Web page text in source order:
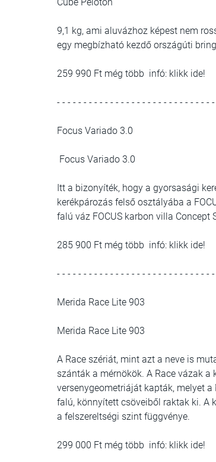
9,1 kg, ami aluvázhoz képest nem
egy megbízható kezdő országúti
259 990 Ft még több infó: klikk ide!
- - - - - - - - - - - - - - - - - - - - - - - - - - - - -
Focus Variado 3.0
Focus Variado 3.0
Itt a bizonyíték, hogy a gyorsasági
kerékpározás felső osztályába a
falú váz FOCUS karbon villa Concept
285 900 Ft még több infó: klikk ide!
- - - - - - - - - - - - - - - - - - - - - - - - - - - - -
Merida Race Lite 903
Merida Race Lite 903
A Race szériát, mint azt a neve is
szánták a mérnökök. A Race vázak
versenygeometriáját kapták, melyet
falú, könnyített csöveiből raktak ki. A
a felszereltségi szint függvénye.
299 000 Ft még több infó: klikk ide!